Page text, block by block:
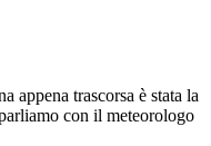
appena trascorsa è stata la
con il meteorologo